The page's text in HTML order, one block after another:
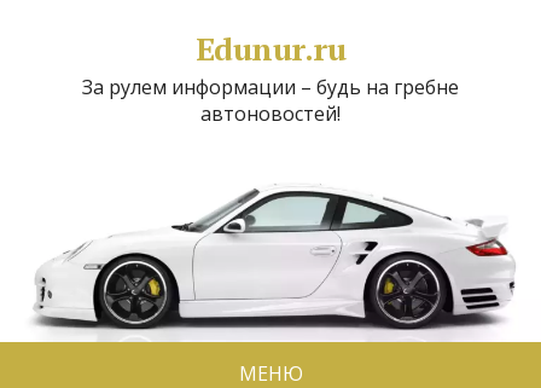
Edunur.ru
За рулем информации – будь на гребне
автоновостей!
МЕНЮ